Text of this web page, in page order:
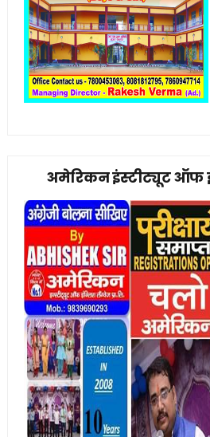
अमेरिकन इंस्टीट्यूट ऑफ